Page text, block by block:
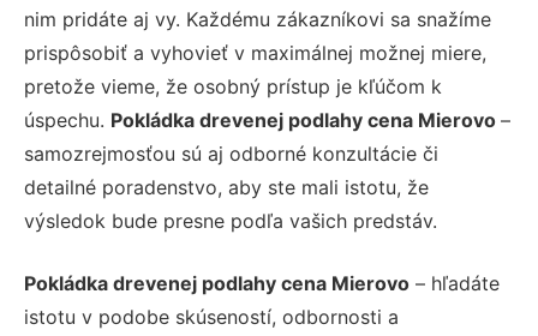
nim pridáte aj vy. Každému zákazníkovi sa snažíme
prispôsobiť a vyhovieť v maximálnej možnej miere,
pretože vieme, že osobný prístup je kľúčom k
úspechu. Pokládka drevenej podlahy cena Mierovo –
samozrejmosťou sú aj odborné konzultácie či
detailné poradenstvo, aby ste mali istotu, že
výsledok bude presne podľa vašich predstáv.
Pokládka drevenej podlahy cena Mierovo – hľadáte
istotu v podobe skúseností, odbornosti a